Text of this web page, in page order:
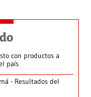
con productos a
país
- Resultados del